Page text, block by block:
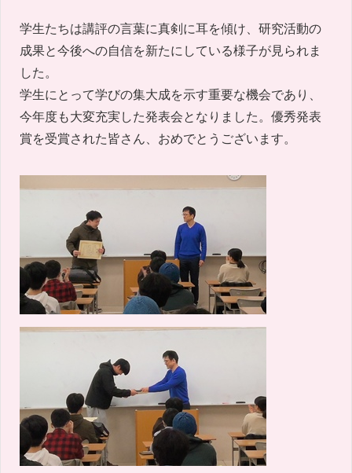
学生たちは講評の言葉に真剣に耳を傾け、研究活動の
成果と今後への自信を新たにしている様子が見られま
した。
学生にとって学びの集大成を示す重要な機会であり、
今年度も大変充実した発表会となりました。優秀発表
賞を受賞された皆さん、おめでとうございます。